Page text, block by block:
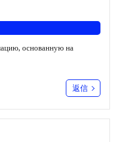
основанную на
返信